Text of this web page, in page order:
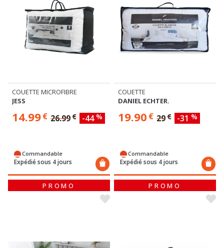
COUETTE MICROFIBRE
JESS
14.99€ 26.99€ -44 %
Commandable
Expédié sous 4 jours
COUETTE
DANIEL ECHTER.
19.90 € 29€ -31 %
Commandable
Expédié sous 4 jours
PROMO PROMO